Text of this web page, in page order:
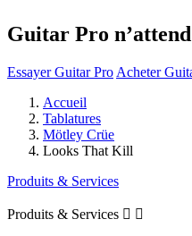
Guitar Pro
Essayer Guitar Pro Acheter
Accueil
Tablatures
Mötley Crüe
Looks That Kill
Produits & Services
Produits & Services  